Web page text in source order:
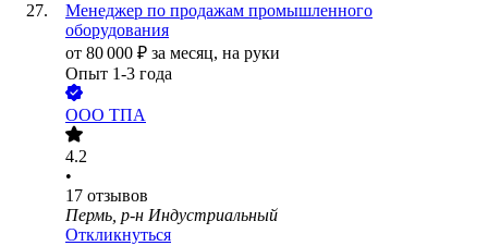
Менеджер по продажам промышленного
оборудования
от 80 000 ₽ за месяц, на руки
Опыт 1-3 года
ООО ТПА
4.2
•
17 отзывов
Пермь, р-н Индустриальный
Откликнуться